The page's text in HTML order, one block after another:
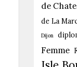
de
de La
Dijon
Femme